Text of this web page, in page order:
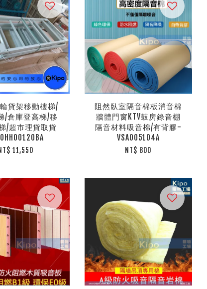
輪貨架移動樓梯/
/倉庫登高梯/移
/超市理貨取貨
11,550
阻然臥室隔音棉板消音棉
牆體門窗KTV鼓房錄音棚
隔音材料吸音棉/有背膠-
VSA005104A
NT$ 800